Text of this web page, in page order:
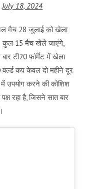
July 18, 2024
मैच 28 जुलाई को खेला
15 मैच खेले जाएंगे,
टी20 फॉर्मेट में खेला
वर्ल्ड कप केवल दो महीने दूर
उपयोग करने की कोशिश
रहा है, जिसने सात बार